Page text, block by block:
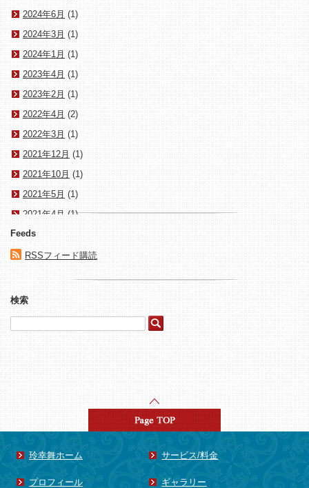
2024年6月 (1)
2024年3月 (1)
2024年1月 (1)
2023年4月 (1)
2023年2月 (1)
2022年4月 (2)
2022年3月 (1)
2021年12月 (1)
2021年10月 (1)
2021年5月 (1)
2021年4月 (1)
2021年3月
2020年1月(1)
2017年8月
2017年4月(1)
2015年8月(1)
2015年1月(15)
2014年8月(1)
2014年7月 (1)
Feeds
RSSフィード購読
検索
玲幸舞ホーム サービス/料金
プロフィール ギャラリー